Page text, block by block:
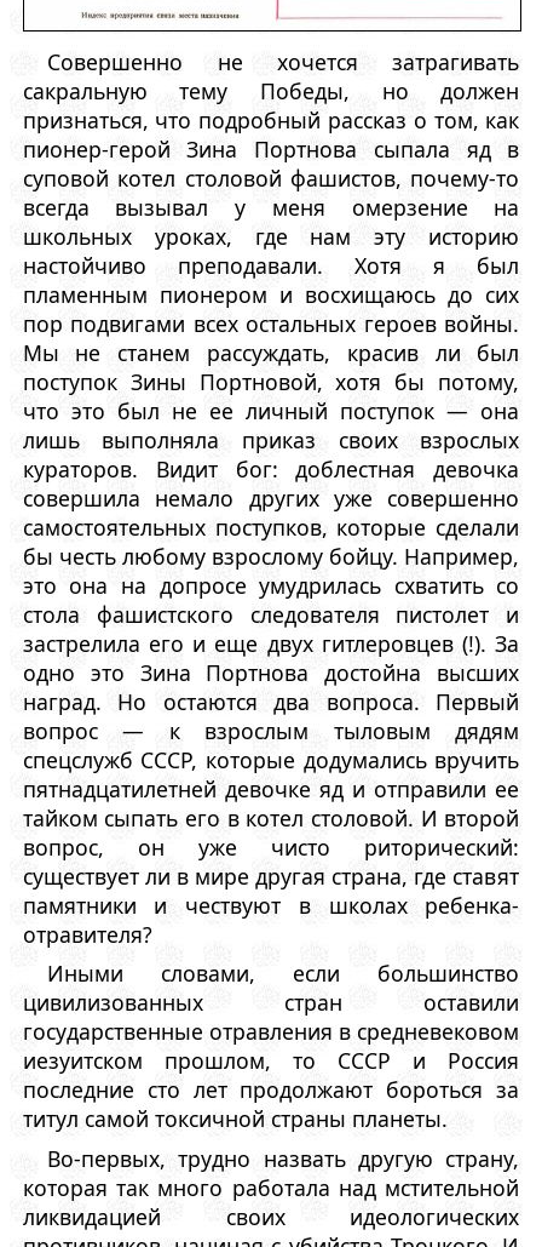
Совершенно не хочется затрагивать
сакральную тему Победы, но должен
признаться, что подробный рассказ о том, как
пионер-герой Зина Портнова сыпала яд в
суповой котел столовой фашистов, почему-то
всегда вызывал у меня омерзение на
школьных уроках, где нам эту историю
настойчиво преподавали. Хотя я был
пламенным пионером и восхищаюсь до сих
пор подвигами всех остальных героев войны.
Мы не станем рассуждать, красив ли был
поступок Зины Портновой, хотя бы потому,
что это был не ее личный поступок — она
лишь выполняла приказ своих взрослых
кураторов. Видит бог: доблестная девочка
совершила немало других уже совершенно
самостоятельных поступков, которые сделали
бы честь любому взрослому бойцу. Например,
это она на допросе умудрилась схватить со
стола фашистского следователя пистолет и
застрелила его и еще двух гитлеровцев (!). За
одно это Зина Портнова достойна высших
наград. Но остаются два вопроса. Первый
вопрос — к взрослым тыловым дядям
спецслужб СССР, которые додумались вручить
пятнадцатилетней девочке яд и отправили ее
тайком сыпать его в котел столовой. И второй
вопрос, он уже чисто риторический:
существует ли в мире другая страна, где ставят
памятники и чествуют в школах ребенка-
отравителя?
Иными словами, если большинство
цивилизованных стран оставили
государственные отравления в средневековом
иезуитском прошлом, то СССР и Россия
последние сто лет продолжают бороться за
титул самой токсичной страны планеты.
Во-первых, трудно назвать другую страну,
которая так много работала над мстительной
ликвидацией своих идеологических